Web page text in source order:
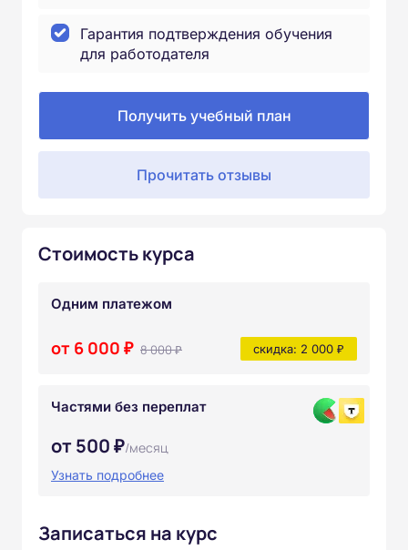
Гарантия подтверждения обучения
для работодателя
Получить учебный план
Прочитать отзывы
Стоимость курса
Одним платежом
от 6 000 ₽ 8 000 ₽ скидка: 2 000 ₽
Частями без переплат
от 500 ₽/месяц
Узнать подробнее
Записаться на курс